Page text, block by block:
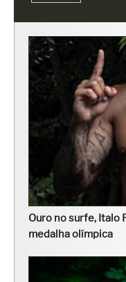
Ouro no surfe, Italo
medalha olímpica